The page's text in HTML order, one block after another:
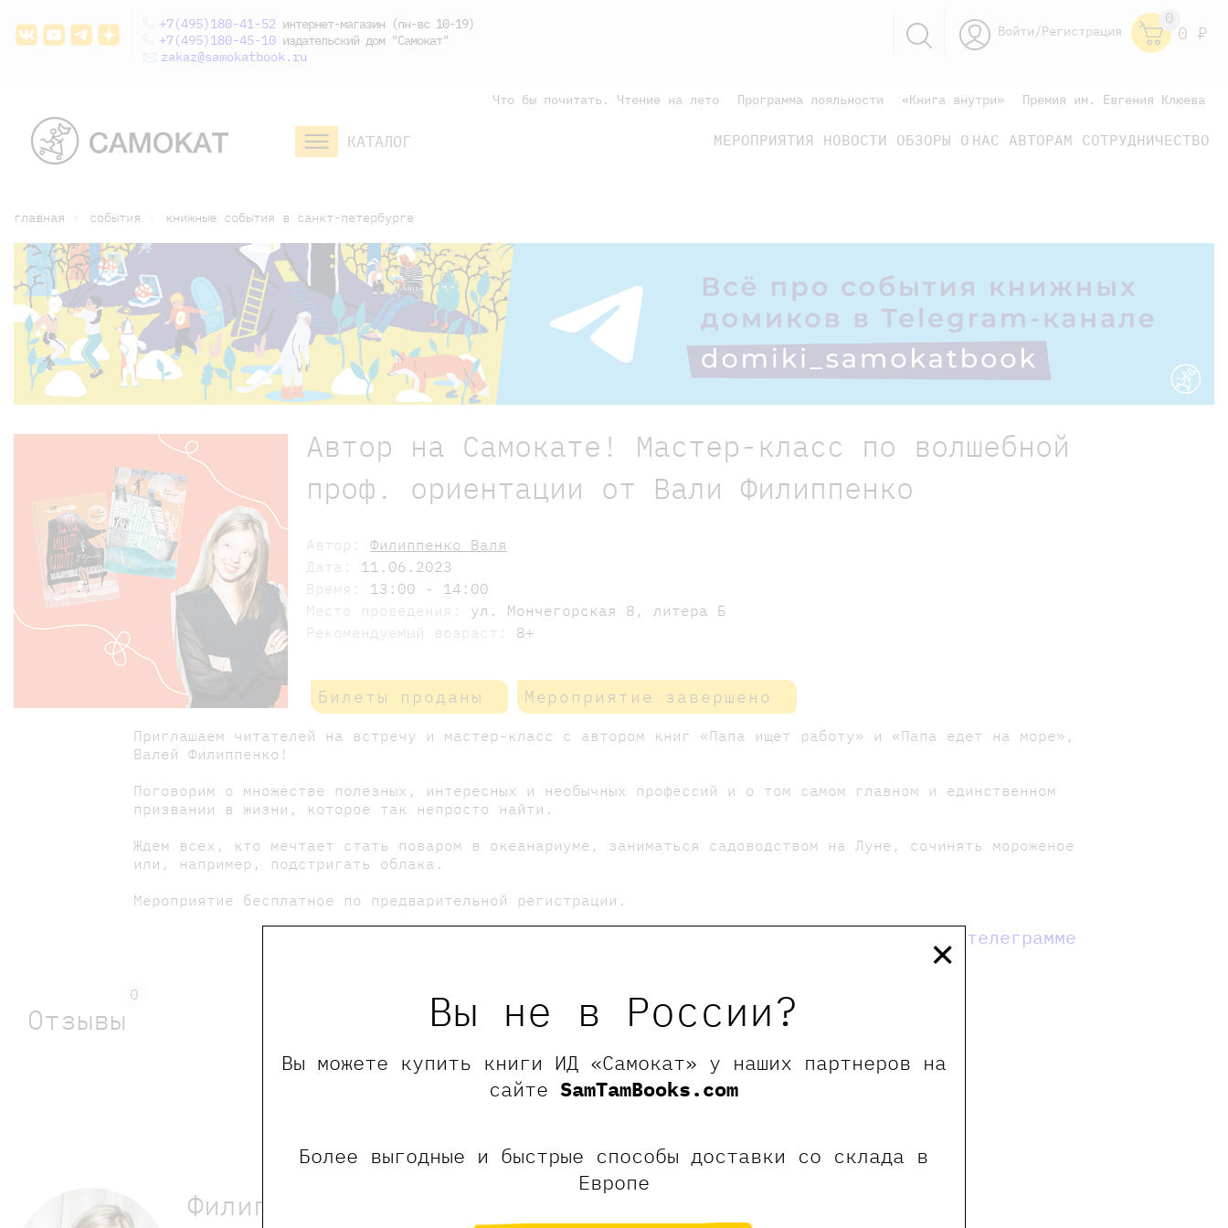
Вы не в России?
Вы можете купить книги ИД «Самокат» у наших партнеров на
сайтеSamTamBooks.com
Более выгодные и быстрые способы доставки со склада в
Европе
×
+7(495)180-41-52 интернет-магазин (пн-вс 10-19)
+7(495)180-45-10 издательский дом "Самокат"
zakaz@samokatbook.ru
Войти/Регистрация
0
0 Р
Что бы почитать. Чтение на лето Программа лояльности «Книга внутри» Премия им. Евгения Клюева
КАТАЛОГ МЕРОПРИЯТИЯ НОВОСТИ ОБЗОРЫ О НАС АВТОРАМ СОТРУДНИЧЕСТВО
дошкольникам
главная события книжные события в санкт-петербурге
Автор на Самокате! Мастер-класс по волшебной
проф. ориентации от Вали Филиппенко
Автор: Филиппенко Валя
Дата: 11.06.2023
Время: 13:00 - 14:00
Место проведения: ул. Мончегорская 8, литера Б
Рекомендуемый возраст: 8+
Билеты проданы Мероприятие завершено
Приглашаем читателей на встречу и мастер-класс с автором книг «Папа ищет работу» и «Папа едет на море»,
Валей Филиппенко!
Поговорим о множестве полезных, интересных и необычных профессий и о том самом главном и единственном
призвании в жизни, которое так непросто найти.
Ждем всех, кто мечтает стать поваром в океанариуме, заниматься садоводством на Луне, сочинять мороженое
или, например, подстригать облака.
Мероприятие бесплатное по предварительной регистрации.
мы в телеграмме
Отзывы
0
Оставить отзыв
Филиппенко Валя